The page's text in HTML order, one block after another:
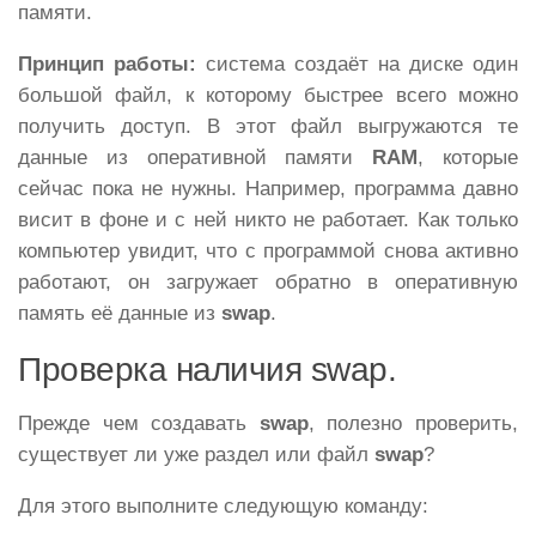
памяти.
Принцип работы: система создаёт на диске один
большой файл, к которому быстрее всего можно
получить доступ. В этот файл выгружаются те
данные из оперативной памяти RAM, которые
сейчас пока не нужны. Например, программа давно
висит в фоне и с ней никто не работает. Как только
компьютер увидит, что с программой снова активно
работают, он загружает обратно в оперативную
память её данные из swap.
Проверка наличия swap.
Прежде чем создавать swap, полезно проверить,
существует ли уже раздел или файл swap?
Для этого выполните следующую команду: